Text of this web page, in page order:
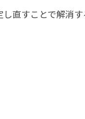
し直すことで解消